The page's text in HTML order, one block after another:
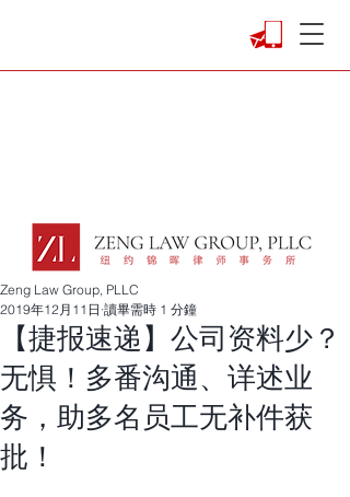
【捷报速递】公司资料少？
无惧！多番沟通、详述业
务，助多名员工无补件获
批！
Zeng Law Group, PLLC
2019年12月11日 讀畢需時 1 分鐘